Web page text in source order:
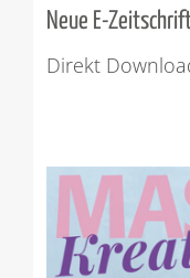
Neue E-
Direkt